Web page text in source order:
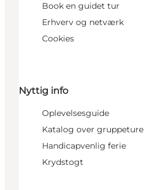
Book en guidet tur
Erhverv og netværk
Cookies
Nyttig info
Oplevelsesguide
Katalog over gruppeture
Handicapvenlig ferie
Krydstogt